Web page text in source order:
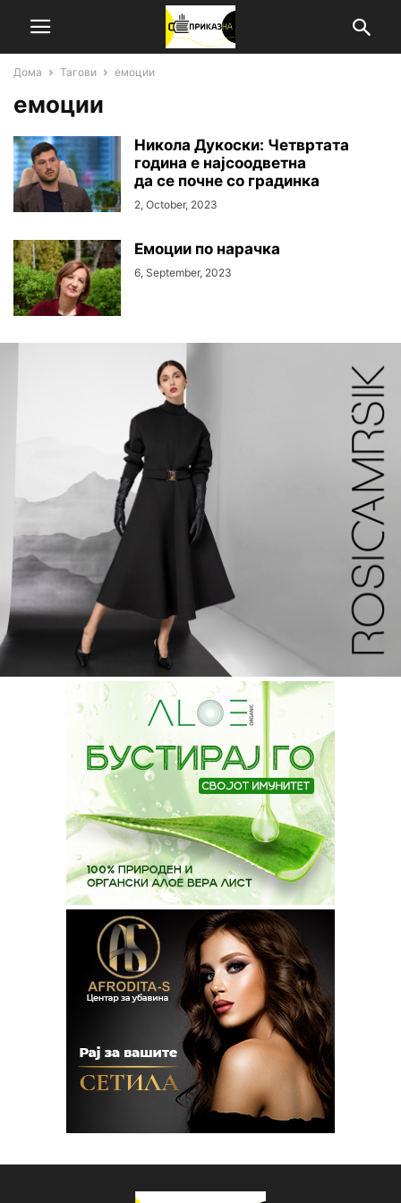
Дома Тагови емоции
емоции
Никола Дукоски: Четвртата
година е најсоодветна
да се почне со градинка
2, October, 2023
Емоции по нарачка
6, September, 2023